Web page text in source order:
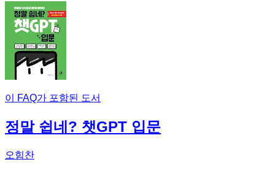
이 FAQ가 포함된 도서
정말 쉽네? 챗GPT 입문
오힘찬